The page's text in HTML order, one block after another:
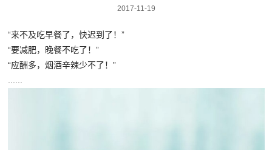
2017-11-19
“来不及吃早餐了，快迟到了！”
“要减肥，晚餐不吃了！”
“应酬多，烟酒辛辣少不了！”